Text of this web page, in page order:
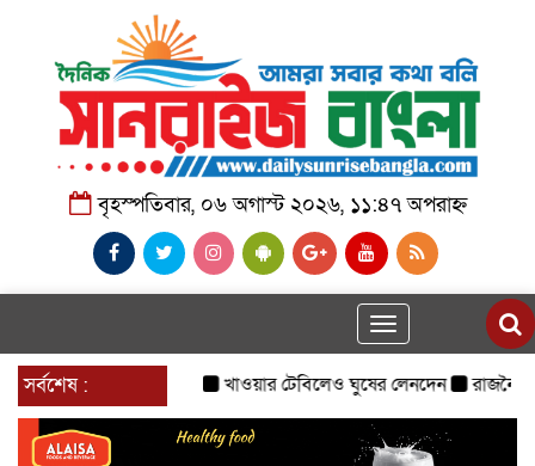
বৃহস্পতিবার, ০৬ অগাস্ট ২০২৬, ১১:৪৭ অপরাহ্ন
Toggle
navigation
সর্বশেষ :
খাওয়ার টেবিলেও ঘুষের লেনদেন রাজনৈতিক দল